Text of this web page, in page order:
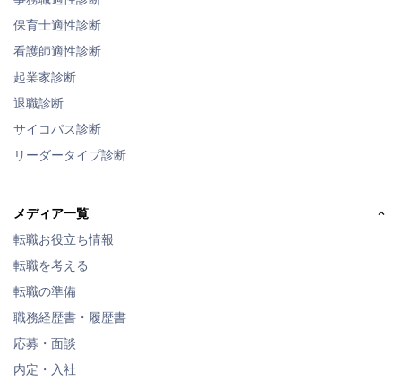
保育士適性診断
看護師適性診断
起業家診断
退職診断
サイコパス診断
リーダータイプ診断
メディア一覧
転職お役立ち情報
転職を考える
転職の準備
職務経歴書・履歴書
応募・面談
内定・入社